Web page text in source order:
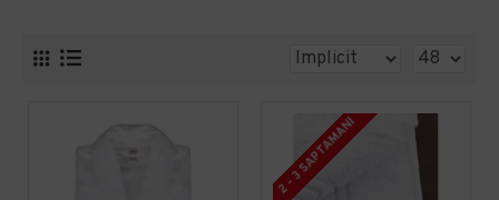
2 - 3 SAPTAMANI